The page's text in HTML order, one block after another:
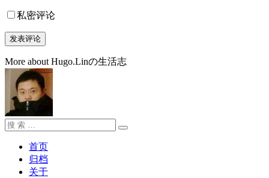
私密评论
More about Hugo.Linの生活志
搜
搜
首页
归档
关于